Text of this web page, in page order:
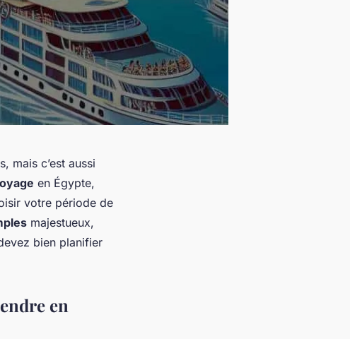
mais c’est aussi
en Égypte,
votre période de
majestueux,
bien planifier
en